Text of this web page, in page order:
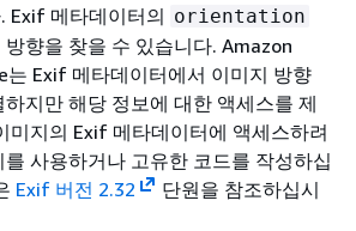
Exif 메타데이터의 orientation
향을 찾을 수 있습니다. Amazon
Exif 메타데이터에서 이미지 방향
지만 해당 정보에 대한 액세스를 제
미지의 Exif 메타데이터에 액세스하려
사용하거나 고유한 코드를 작성하십
Exif 버전 2.32
단원을 참조하십시